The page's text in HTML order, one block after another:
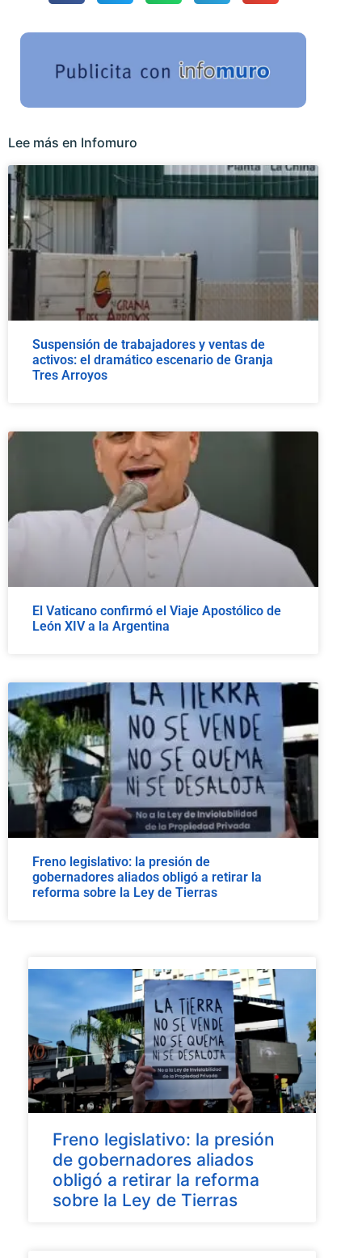
Lee más en Infomuro
Suspensión de trabajadores y ventas de
activos: el dramático escenario de Granja
Tres Arroyos
El Vaticano confirmó el Viaje Apostólico de
León XIV a la Argentina
Freno legislativo: la presión de
gobernadores aliados obligó a retirar la
reforma sobre la Ley de Tierras
Freno legislativo: la presión
de gobernadores aliados
obligó a retirar la reforma
sobre la Ley de Tierras